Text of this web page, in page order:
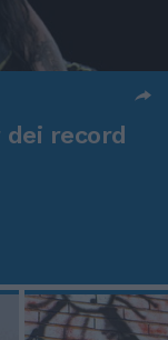
dei record